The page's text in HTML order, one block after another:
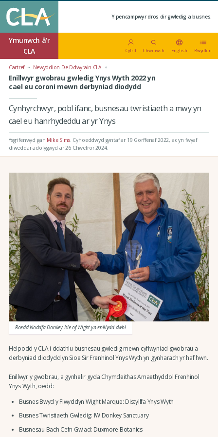
Y pencampwyr dros dir gwledig a busnes.
Ymunwch â'r
CLA
Cyfrif Chwiliwch English Bwydlen
Cartref Newyddion De Ddwyrain CLA
Enillwyr gwobrau gwledig Ynys Wyth 2022 yn
cael eu coroni mewn derbyniad diodydd
Cynhyrchwyr, pobl ifanc, busnesau twristiaeth a mwy yn
cael eu hanrhydeddu ar yr Ynys
Ysgrifenwyd gan Mike Sims. Cyhoeddwyd gyntaf ar 19 Gorffenaf 2022, ac yn fwyaf
diweddar adolygwyd ar 26 Chwefror 2024.
Roedd Noddfa Donkey Isle of Wight yn enillydd dwbl
Helpodd y CLA i ddathlu busnesau gwledig mewn cyflwyniad gwobrau a
derbyniad diodydd yn Sioe Sir Frenhinol Ynys Wyth yn gynharach yr haf hwn.
Enillwyr y gwobrau, a gynhelir gyda Chymdeithas Amaethyddol Frenhinol
Ynys Wyth, oedd:
Busnes Bwyd y Flwyddyn Wight Marque: Distyllfa Ynys Wyth
Busnes Twristiaeth Gwledig: IW Donkey Sanctuary
Busnesau Bach Cefn Gwlad: Duxmore Botanics